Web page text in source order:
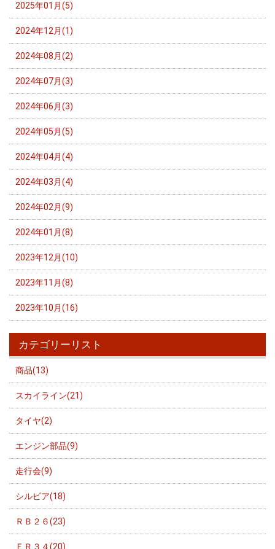
2025年01月(5)
2024年12月(1)
2024年08月(2)
2024年07月(3)
2024年06月(3)
2024年05月(5)
2024年04月(4)
2024年03月(4)
2024年02月(9)
2024年01月(8)
2023年12月(10)
2023年11月(8)
2023年10月(16)
カテゴリーリスト
商品(13)
スカイライン(21)
タイヤ(2)
エンジン部品(9)
走行会(9)
シルビア(18)
ＲＢ２６(23)
ＥＲ３４(20)